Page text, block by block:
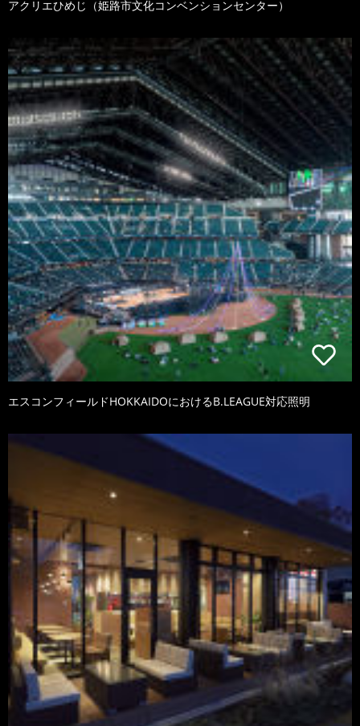
アクリエひめじ（姫路市文化コンベンションセンター）
エスコンフィールドHOKKAIDOにおけるB.LEAGUE対応照明